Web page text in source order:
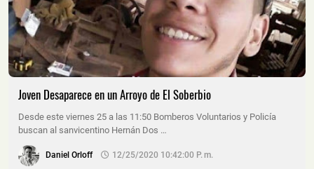
Joven Desaparece en un Arroyo de El Soberbio
Desde este viernes 25 a las 11:50 Bomberos Voluntarios y Policía
buscan al sanvicentino Hernán Dos …
Daniel Orloff 12/25/2020 10:42:00 P. M.